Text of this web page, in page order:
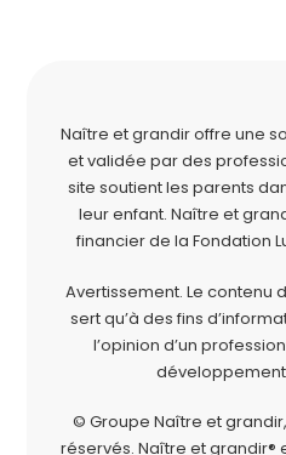
Naître et grandir offre une
et validée par des
site soutient les parents
leur enfant. Naître et
financier de la Fondation
Avertissement. Le contenu
sert qu’à des fins
l’opinion d’un
© Groupe Naître et
réservés. Naître et grandir®